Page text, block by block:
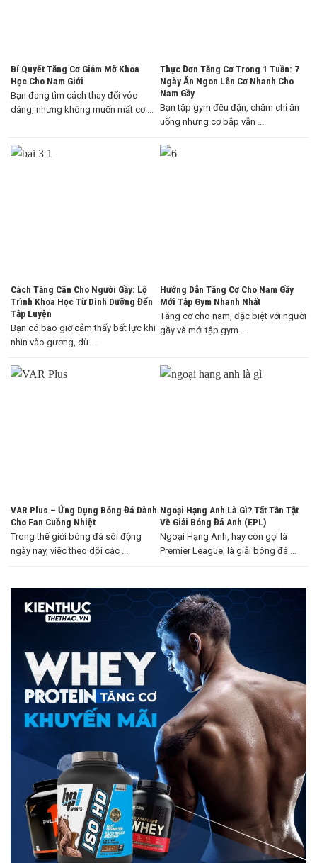
Bí Quyết Tăng Cơ Giảm Mỡ Khoa
Học Cho Nam Giới
Bạn đang tìm cách thay đổi vóc
dáng, nhưng không muốn mất cơ ...
Thực Đơn Tăng Cơ Trong 1 Tuần: 7
Ngày Ăn Ngon Lên Cơ Nhanh Cho
Nam Gầy
Bạn tập gym đều đặn, chăm chỉ ăn
uống nhưng cơ bắp vẫn ...
Cách Tăng Cân Cho Người Gầy: Lộ
Trình Khoa Học Từ Dinh Dưỡng Đến
Tập Luyện
Bạn có bao giờ cảm thấy bất lực khi
nhìn vào gương, dù ...
Hướng Dẫn Tăng Cơ Cho Nam Gầy
Mới Tập Gym Nhanh Nhất
Tăng cơ cho nam, đặc biệt với người
gầy và mới tập gym ...
VAR Plus – Ứng Dụng Bóng Đá Dành
Cho Fan Cuồng Nhiệt
Trong thế giới bóng đá sôi động
ngày nay, việc theo dõi các ...
Ngoại Hạng Anh Là Gì? Tất Tần Tật
Về Giải Bóng Đá Anh (EPL)
Ngoại Hạng Anh, hay còn gọi là
Premier League, là giải bóng đá ...